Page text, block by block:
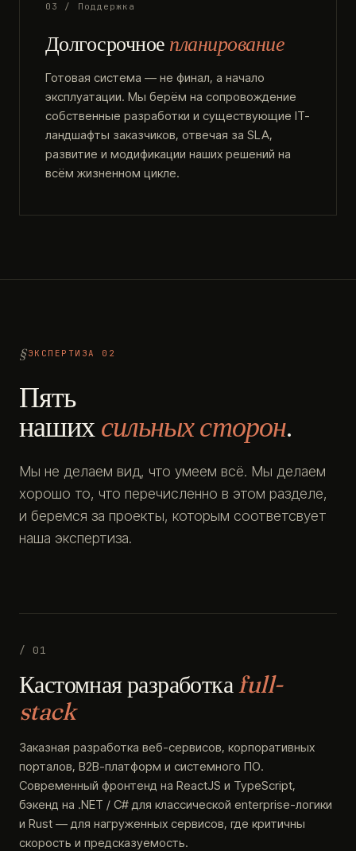
03 / Поддержка
Долгосрочное планирование
Готовая система — не финал, а начало
эксплуатации. Мы берём на сопровождение
собственные разработки и существующие IT-
ландшафты заказчиков, отвечая за SLA,
развитие и модификации наших решений на
всём жизненном цикле.
ЭКСПЕРТИЗА 02
Пять
нашихсильных сторон.
Мы не делаем вид, что умеем всё. Мы делаем
хорошо то, что перечисленно в этом разделе,
и беремся за проекты, которым соответсвует
наша экспертиза.
/ 01
Кастомная разработкаfull-
stack
Заказная разработка веб-сервисов, корпоративных
порталов, B2B-платформ и системного ПО.
Современный фронтенд на ReactJS и TypeScript,
бэкенд на .NET / C# для классической enterprise-логики
и Rust — для нагруженных сервисов, где критичны
скорость и предсказуемость.